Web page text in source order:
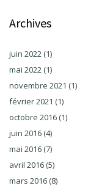
Archives
juin 2022 (1)
mai 2022 (1)
novembre 2021 (1)
février 2021 (1)
octobre 2016 (1)
juin 2016 (4)
mai 2016 (7)
avril 2016 (5)
mars 2016 (8)